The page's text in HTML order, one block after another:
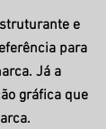
e
para
Já a
gráfica que